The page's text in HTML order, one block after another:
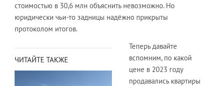
стоимостью в 30,6 млн объяснить невозможно. Но
юридически чьи-то задницы надёжно прикрыты
протоколом итогов.
ЧИТАЙТЕ ТАКЖЕ
Теперь давайте
вспомним, по какой
цене в 2023 году
продавались квартиры